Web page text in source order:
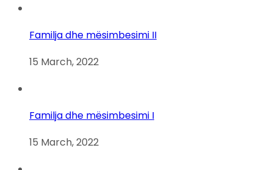
Familja dhe mësimbesimi II
15 March, 2022
Familja dhe mësimbesimi I
15 March, 2022